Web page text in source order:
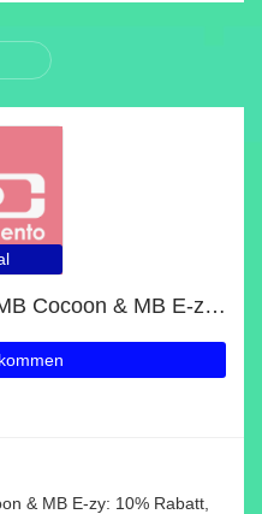
Verifiziertes Angebot für MB Cocoon & MB E-zy: 10% Rabatt
& MB E-zy: 10% Rabatt,